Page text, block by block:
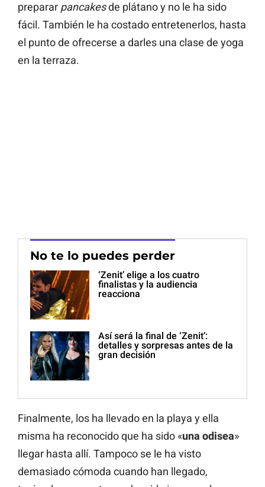
preparar pancakesde plátano y no le ha sido
fácil. También le ha costado entretenerlos, hasta
el punto de ofrecerse a darles una clase de yoga
en la terraza.
No te lo puedes perder
‘Zenit’ elige a los cuatro
finalistas y la audiencia
reacciona
Así será la final de ‘Zenit’:
detalles y sorpresas antes de la
gran decisión
Finalmente, los ha llevado en la playa y ella
misma ha reconocido que ha sido «una odisea»
llegar hasta allí. Tampoco se le ha visto
demasiado cómoda cuando han llegado,